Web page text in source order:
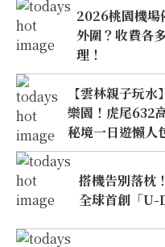
2026桃園機場
外圍？收費各
理！
【雲林親子玩
樂園！虎尾632
秘境一日遊懶人
搭機告別落枕
全球首創「